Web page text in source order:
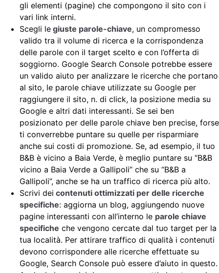
gli elementi (pagine) che compongono il sito con i
vari link interni.
Scegli le giuste parole-chiave, un compromesso
valido tra il volume di ricerca e la corrispondenza
delle parole con il target scelto e con l’offerta di
soggiorno. Google Search Console potrebbe essere
un valido aiuto per analizzare le ricerche che portano
al sito, le parole chiave utilizzate su Google per
raggiungere il sito, n. di click, la posizione media su
Google e altri dati interessanti. Se sei ben
posizionato per delle parole chiave ben precise, forse
ti converrebbe puntare su quelle per risparmiare
anche sui costi di promozione. Se, ad esempio, il tuo
B&B è vicino a Baia Verde, è meglio puntare su “B&B
vicino a Baia Verde a Gallipoli” che su “B&B a
Gallipoli”, anche se ha un traffico di ricerca più alto.
Scrivi dei contenuti ottimizzati per delle ricerche
specifiche: aggiorna un blog, aggiungendo nuove
pagine interessanti con all’interno le parole chiave
specifiche che vengono cercate dal tuo target per la
tua località. Per attirare traffico di qualità i contenuti
devono corrispondere alle ricerche effettuate su
Google, Search Console può essere d’aiuto in questo.